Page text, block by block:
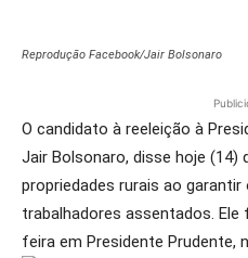
Reprodução Facebook/Jair Bolsonaro
O candidato à reeleição à
Jair Bolsonaro, disse hoje (14)
propriedades rurais ao
trabalhadores assentados.
feira em Presidente Prudente,